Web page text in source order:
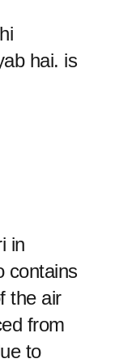
hai. is
in
contains
the air
from
to